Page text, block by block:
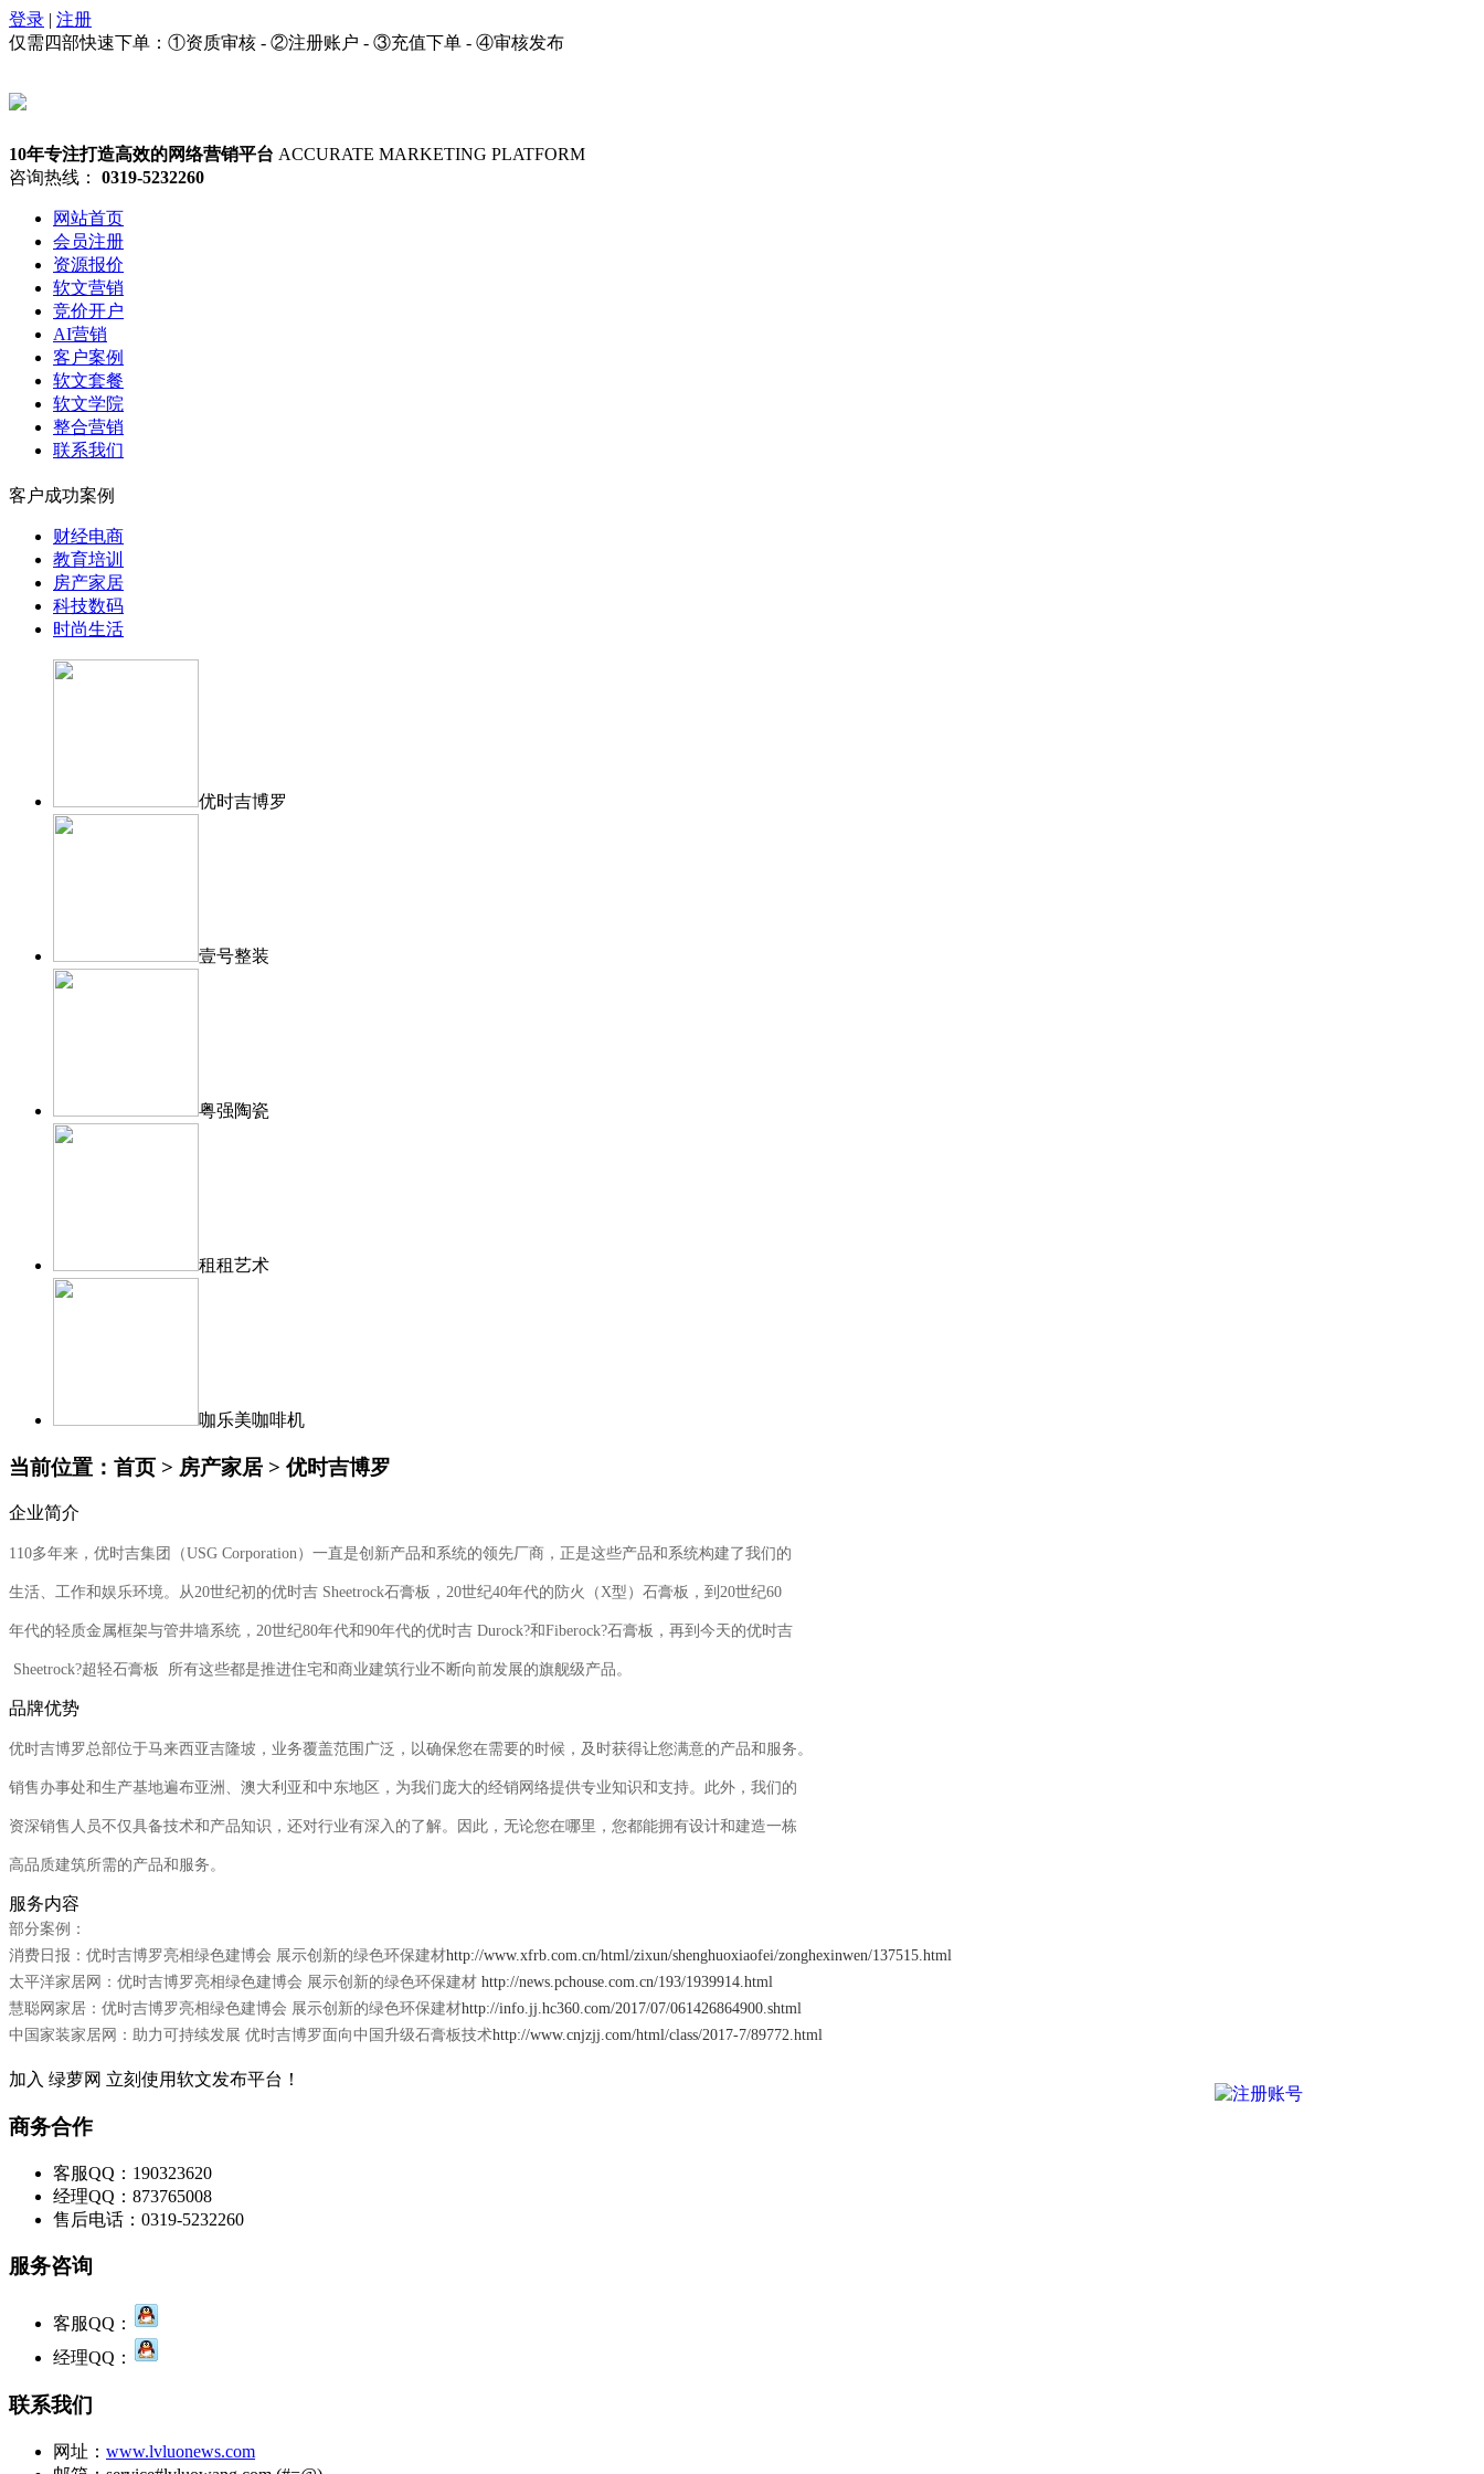
登录 | 注册
仅需四部快速下单：①资质审核 - ②注册账户 - ③充值下单 - ④审核发布
10年专注打造高效的网络营销平台 ACCURATE MARKETING PLATFORM
咨询热线：
0319-5232260
网站首页
会员注册
资源报价
软文营销
竞价开户
AI营销
客户案例
软文套餐
软文学院
整合营销
联系我们
客户成功案例
财经电商
教育培训
房产家居
科技数码
时尚生活
优时吉博罗
壹号整装
粤强陶瓷
租租艺术
咖乐美咖啡机
当前位置：首页 > 房产家居 > 优时吉博罗
企业简介
110多年来，优时吉集团（USG Corporation）一直是创新产品和系统的领先厂商，正是这些产品和系统构建了我们的
生活、工作和娱乐环境。从20世纪初的优时吉 Sheetrock石膏板，20世纪40年代的防火（X型）石膏板，到20世纪60
年代的轻质金属框架与管井墙系统，20世纪80年代和90年代的优时吉 Durock?和Fiberock?石膏板，再到今天的优时吉
Sheetrock?超轻石膏板 所有这些都是推进住宅和商业建筑行业不断向前发展的旗舰级产品。
品牌优势
优时吉博罗总部位于马来西亚吉隆坡，业务覆盖范围广泛，以确保您在需要的时候，及时获得让您满意的产品和服务。
销售办事处和生产基地遍布亚洲、澳大利亚和中东地区，为我们庞大的经销网络提供专业知识和支持。此外，我们的
资深销售人员不仅具备技术和产品知识，还对行业有深入的了解。因此，无论您在哪里，您都能拥有设计和建造一栋
高品质建筑所需的产品和服务。
服务内容
部分案例：
消费日报：优时吉博罗亮相绿色建博会 展示创新的绿色环保建材http://www.xfrb.com.cn/html/zixun/shenghuoxiaofei/zonghexinwen/137515.html
太平洋家居网：优时吉博罗亮相绿色建博会 展示创新的绿色环保建材 http://news.pchouse.com.cn/193/1939914.html
慧聪网家居：优时吉博罗亮相绿色建博会 展示创新的绿色环保建材http://info.jj.hc360.com/2017/07/061426864900.shtml
中国家装家居网：助力可持续发展 优时吉博罗面向中国升级石膏板技术http://www.cnjzjj.com/html/class/2017-7/89772.html
加入 绿萝网 立刻使用软文发布平台！
商务合作
客服QQ：190323620
经理QQ：873765008
售后电话：0319-5232260
服务咨询
客服QQ：
经理QQ：
联系我们
网址： www.lvluonews.com